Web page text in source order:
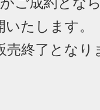
たします。
売終了となり